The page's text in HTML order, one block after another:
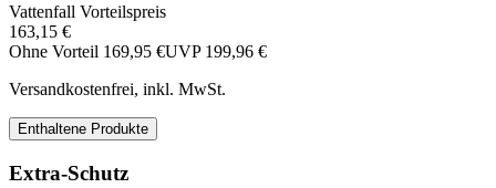
Vattenfall Vorteilspreis
163,15 €
Ohne Vorteil 169,95 €UVP 199,96 €
Versandkostenfrei, inkl. MwSt.
Enthaltene Produkte
Extra-Schutz